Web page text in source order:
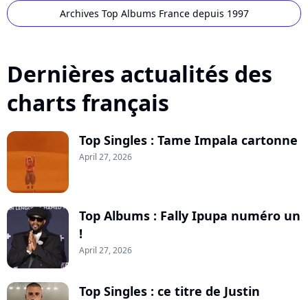
Archives Top Albums France depuis 1997
Dernières actualités des
charts français
Top Singles : Tame Impala cartonne
April 27, 2026
Top Albums : Fally Ipupa numéro un
!
April 27, 2026
Top Singles : ce titre de Justin